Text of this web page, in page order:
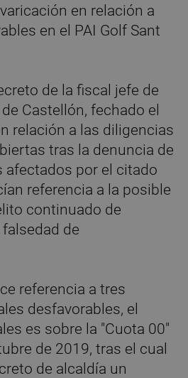
en relación a
en el PAI Golf Sant
de la fiscal jefe de
Castellón, fechado el
relación a las diligencias
tras la denuncia de
afectados por el citado
referencia a la posible
continuado de
de
referencia a tres
desfavorables, el
es sobre la "Cuota 00"
de 2019, tras el cual
de alcaldía un